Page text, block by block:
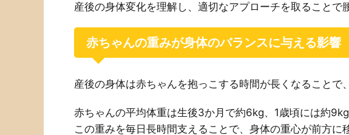
産後の身体変化を理解し、適切なアプローチを取ることで
赤ちゃんの重みが身体のバランスに与える影響
産後の身体は赤ちゃんを抱っこする時間が長くなることで
赤ちゃんの平均体重は生後3か月で約6kg、1歳頃には約9kg
この重みを毎日長時間支えることで、身体の重心が前方に